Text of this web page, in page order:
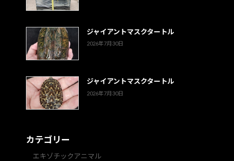
ジャイアントマスクタートル
2026年7月30日
ジャイアントマスクタートル
2026年7月30日
カテゴリー
エキゾチックアニマル